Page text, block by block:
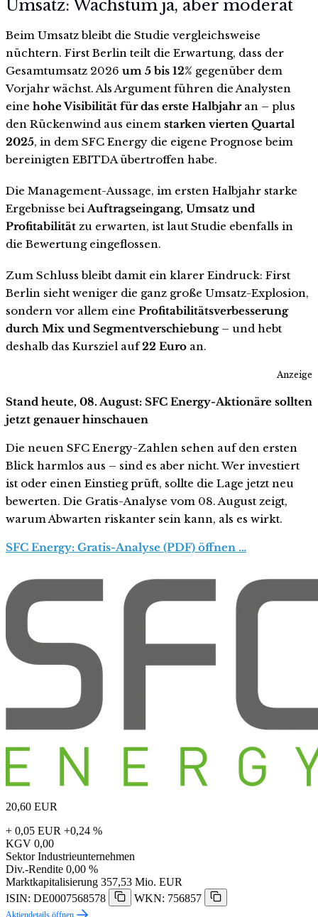
Umsatz: Wachstum ja, aber moderat
Beim Umsatz bleibt die Studie vergleichsweise
nüchtern. First Berlin teilt die Erwartung, dass der
Gesamtumsatz 2026 um 5 bis 12% gegenüber dem
Vorjahr wächst. Als Argument führen die Analysten
eine hohe Visibilität für das erste Halbjahran – plus
den Rückenwind aus einem starken vierten Quartal
2025, in dem SFC Energy die eigene Prognose beim
bereinigten EBITDA übertroffen habe.
Die Management-Aussage, im ersten Halbjahr starke
Ergebnisse beiAuftragseingang, Umsatz und
Profitabilität zu erwarten, ist laut Studie ebenfalls in
die Bewertung eingeflossen.
Zum Schluss bleibt damit ein klarer Eindruck: First
Berlin sieht weniger die ganz große Umsatz-Explosion,
sondern vor allem eine Profitabilitätsverbesserung
durch Mix und Segmentverschiebung– und hebt
deshalb das Kursziel auf22 Euro an.
Anzeige
Stand heute, 08. August: SFC Energy-Aktionäre sollten
jetzt genauer hinschauen
Die neuen SFC Energy-Zahlen sehen auf den ersten
Blick harmlos aus – sind es aber nicht. Wer investiert
ist oder einen Einstieg prüft, sollte die Lage jetzt neu
bewerten. Die Gratis-Analyse vom 08. August zeigt,
warum Abwarten riskanter sein kann, als es wirkt.
SFC Energy: Gratis-Analyse (PDF) öffnen …
20,60 EUR
+ 0,05 EUR +0,24 %
KGV 0,00
Sektor Industrieunternehmen
Div.-Rendite 0,00 %
Marktkapitalisierung 357,53 Mio. EUR
ISIN: DE0007568578
WKN: 756857